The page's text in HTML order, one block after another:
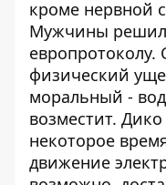
кроме нервной
Мужчины
европротоколу.
физический
моральный -
возместит.
некоторое
движение